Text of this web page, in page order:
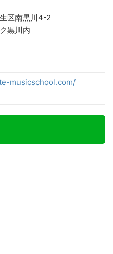
区南黒川4-2
黒川内
musicschool.com/